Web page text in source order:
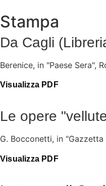
Stampa
Da Cagli
Berenice, in "Paese Sera",
Visualizza PDF
Le opere
G. Bocconetti, in
Visualizza PDF